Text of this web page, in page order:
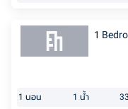
1
1 นอน 1 น้ำ 33